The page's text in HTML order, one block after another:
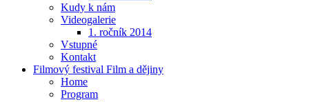
Kudy k nám
Videogalerie
1. ročník 2014
Vstupné
Kontakt
Filmový festival Film a dějiny
Home
Program